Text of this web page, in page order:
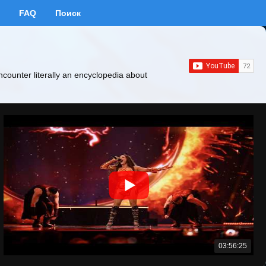
FAQ Поиск
literally an encyclopedia about
03:56:25